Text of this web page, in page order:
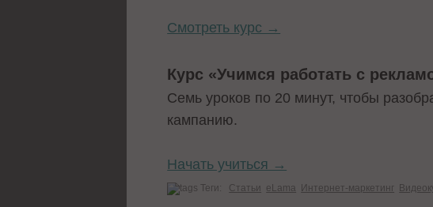
Смотреть курс →
Курс «Учимся работать с
Семь уроков по 20 минут, чтобы
кампанию.
Начать учиться →
Теги: Статьи eLama Интернет-маркетинг